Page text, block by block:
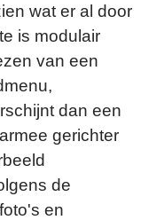
wat er al door
is modulair
van een
dan een
gerichter
de
en